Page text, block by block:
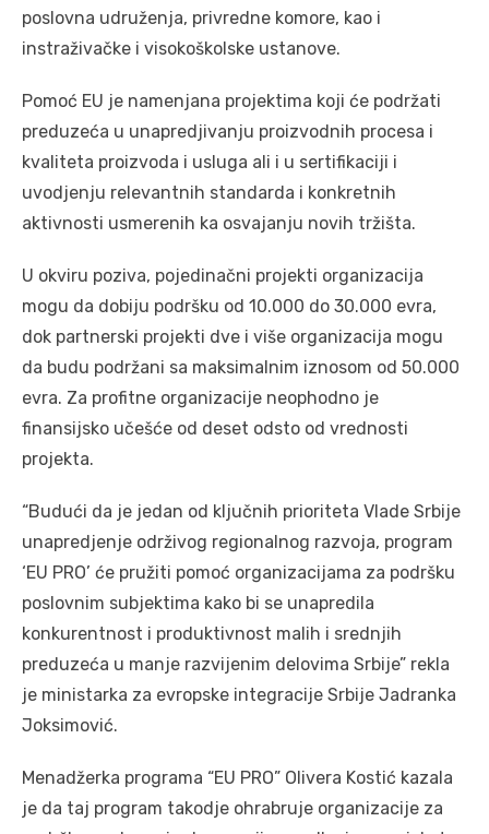
poslovna udruženja, privredne komore, kao i
instraživačke i visokoškolske ustanove.
Pomoć EU je namenjana projektima koji će podržati
preduzeća u unapredjivanju proizvodnih procesa i
kvaliteta proizvoda i usluga ali i u sertifikaciji i
uvodjenju relevantnih standarda i konkretnih
aktivnosti usmerenih ka osvajanju novih tržišta.
U okviru poziva, pojedinačni projekti organizacija
mogu da dobiju podršku od 10.000 do 30.000 evra,
dok partnerski projekti dve i više organizacija mogu
da budu podržani sa maksimalnim iznosom od 50.000
evra. Za profitne organizacije neophodno je
finansijsko učešće od deset odsto od vrednosti
projekta.
“Budući da je jedan od ključnih prioriteta Vlade Srbije
unapredjenje održivog regionalnog razvoja, program
‘EU PRO’ će pružiti pomoć organizacijama za podršku
poslovnim subjektima kako bi se unapredila
konkurentnost i produktivnost malih i srednjih
preduzeća u manje razvijenim delovima Srbije” rekla
je ministarka za evropske integracije Srbije Jadranka
Joksimović.
Menadžerka programa “EU PRO” Olivera Kostić kazala
je da taj program takodje ohrabruje organizacije za